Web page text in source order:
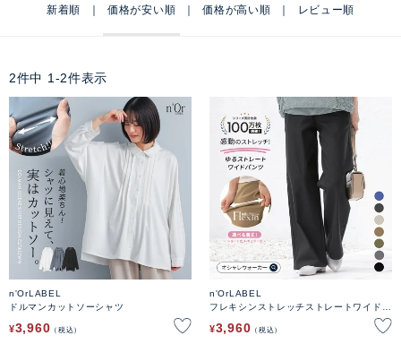
新着順 価格が安い順 価格が高い順 レビュー順
2件中 1 -2件表示
n'OrLABEL
ドルマンカットソーシャツ
¥3,960 税込
n'OrLABEL
フレキシンストレッチストレートワイドパ
¥3,960 税込